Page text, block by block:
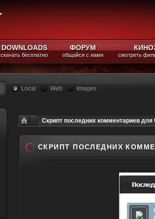
DOWNLOADS
скачать бесплатно
ФОРУМ
общайся с нами смотреть
Local Web Images
Скрипт последних комментариев для
СКРИПТ ПОСЛЕДНИХ